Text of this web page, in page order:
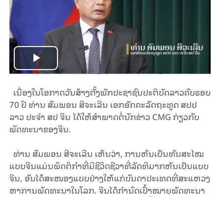
Play
Video
ເນື່ອງໃນໂອກາດວັນສ້າງຕັ້ງພັກປະຊາຊົນປະຕິບັດລາວຄົບຮອບ
70 ປີ ທ່ານ ສົມພອນ ສີຈະເລີນ ເອກອັກຄະລັດຖະທູດ ສປປ
ລາວ ປະຈຳ ສປ ຈີນ ໄດ້ໃຫ້ສຳພາດຕໍ່ນັກຂ່າວ CMG ກ່ຽວກັບ
ພັດທະນາຂອງຈີນ.
ທ່ານ ສົມພອນ ສີ​ຈະ​ເລີນ ເຫັນວ່າ, ການຫັນເປັນທັນສະໄໝ
ແບບຈີນແມ່ນພຶດຕິກຳທີ່ມີຊີວິດຊີວາທີ່ລັດທິມາກຫັນເປັນແບບ
ຈີນ, ອັນໄດ້ສະໜອງແບບຢ່າງໃຫ້ແກ່ບັນດາປະເທດທີ່ສະແຫວງ
ຫາການພັດທະນາໃນໂລກ. ຈີນໄດ້ກຳນົດເປົ້າໝາຍພັດທະນາ